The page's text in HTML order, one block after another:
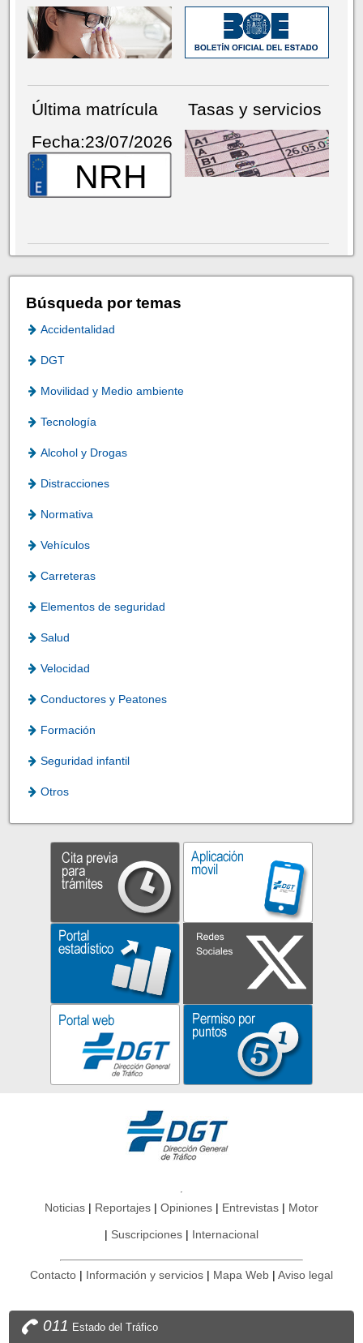
Última matrícula
Fecha:23/07/2026
NRH
Tasas y servicios
Búsqueda por temas
Accidentalidad
DGT
Movilidad y Medio ambiente
Tecnología
Alcohol y Drogas
Distracciones
Normativa
Vehículos
Carreteras
Elementos de seguridad
Salud
Velocidad
Conductores y Peatones
Formación
Seguridad infantil
Otros
Noticias Reportajes Opiniones Entrevistas Motor
Suscripciones Internacional
Contacto Información y servicios Mapa Web Aviso legal
011 Estado del Tráfico